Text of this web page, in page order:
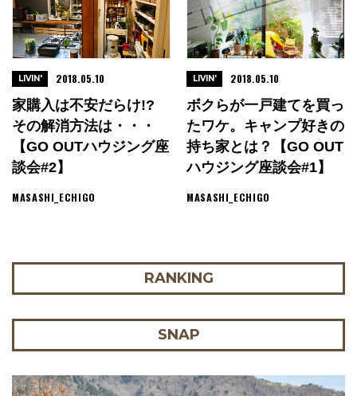
家購入は不安だらけ!?
その解消方法は・・・
【GO OUTハウジング座
談会#2】
MASASHI_ECHIGO
LIVIN' 2018.05.10
ボクらが一戸建てを買っ
たワケ。キャンプ好きの
持ち家とは？【GO OUT
ハウジング座談会#1】
MASASHI_ECHIGO
LIVIN' 2018.05.10
RANKING
SNAP